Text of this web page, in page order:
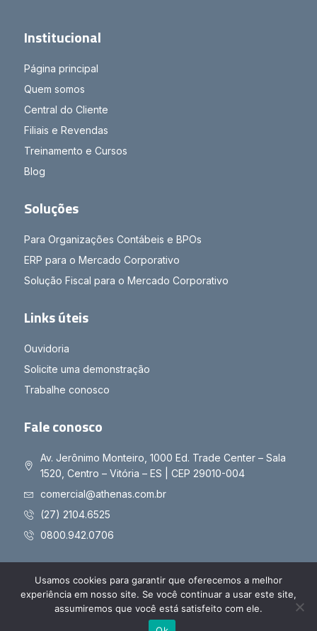
Institucional
Página principal
Quem somos
Central do Cliente
Filiais e Revendas
Treinamento e Cursos
Blog
Soluções
Para Organizações Contábeis e BPOs
ERP para o Mercado Corporativo
Solução Fiscal para o Mercado Corporativo
Links úteis
Ouvidoria
Solicite uma demonstração
Trabalhe conosco
Fale conosco
Av. Jerônimo Monteiro, 1000 Ed. Trade Center – Sala
1520, Centro – Vitória – ES | CEP 29010-004
comercial@athenas.com.br
(27) 2104.6525
0800.942.0706
Copyright © 2025 Athenas - Todos os direitos reservados
Políticas de Privacidade
Usamos cookies para garantir que oferecemos a melhor
experiência em nosso site. Se você continuar a usar este site,
assumiremos que você está satisfeito com ele.